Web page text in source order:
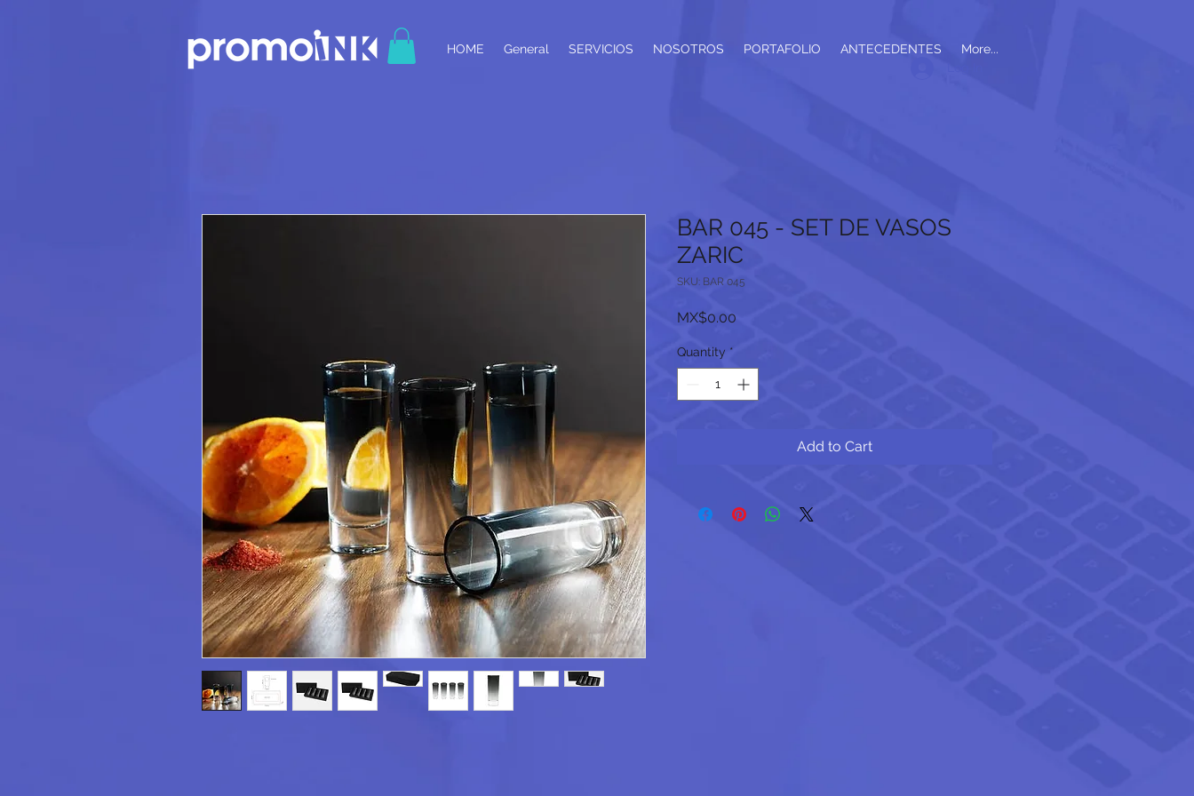
HOME General SERVICIOS NOSOTROS PORTAFOLIO ANTECEDENTES
More...
BAR 045 - SET DE VASOS
ZARIC
SKU: BAR 045
MX$0.00
Quantity *
Add to Cart